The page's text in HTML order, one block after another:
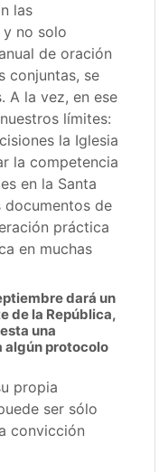
las
y no solo
de oración
conjuntas, se
A la vez, en ese
límites:
la Iglesia
la competencia
en la Santa
documentos de
práctica
en muchas
dará un
de la República,
una
algún protocolo
propia
ser sólo
convicción